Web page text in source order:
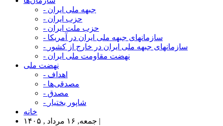
- جبهه ملی ایران
- حزب ایران
- حزب ملت ایران
- سازمانهای جبهه ملی ایران در آمریکا
- سازمانهای جبهه ملی ایران در خارج از کشور
- نهضت مقاومت ملی ایران
نهضت ملی
- اهداف
- مصدقی‌ها
- مصدق
- شاپور بختیار
خانه
جمعه, ۱۶ مرداد , ۱۴۰۵ |